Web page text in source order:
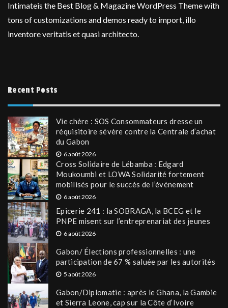
Intimateis the Best Blog & Magazine WordPress Theme with
tons of customizations and demos ready to import, illo
inventore veritatis et quasi architecto.
Recent Posts
Vie chère : SOS Consommateurs dresse un
réquisitoire sévère contre la Centrale d’achat
du Gabon
6 août 2026
Cross Solidaire de Lébamba : Edgard
Moukoumbi et LOWA Solidarité fortement
mobilisés pour le succès de l’événement
6 août 2026
Epicerie 241 : la SOBRAGA, la BCEG et le
PNPE misent sur l’entreprenariat des jeunes
6 août 2026
Gabon/ Élections professionnelles : une
participation de 67 % saluée par les autorités
5 août 2026
Gabon/Diplomatie : après le Ghana, la Gambie
et Sierra Leone, cap sur la Côte d’Ivoire